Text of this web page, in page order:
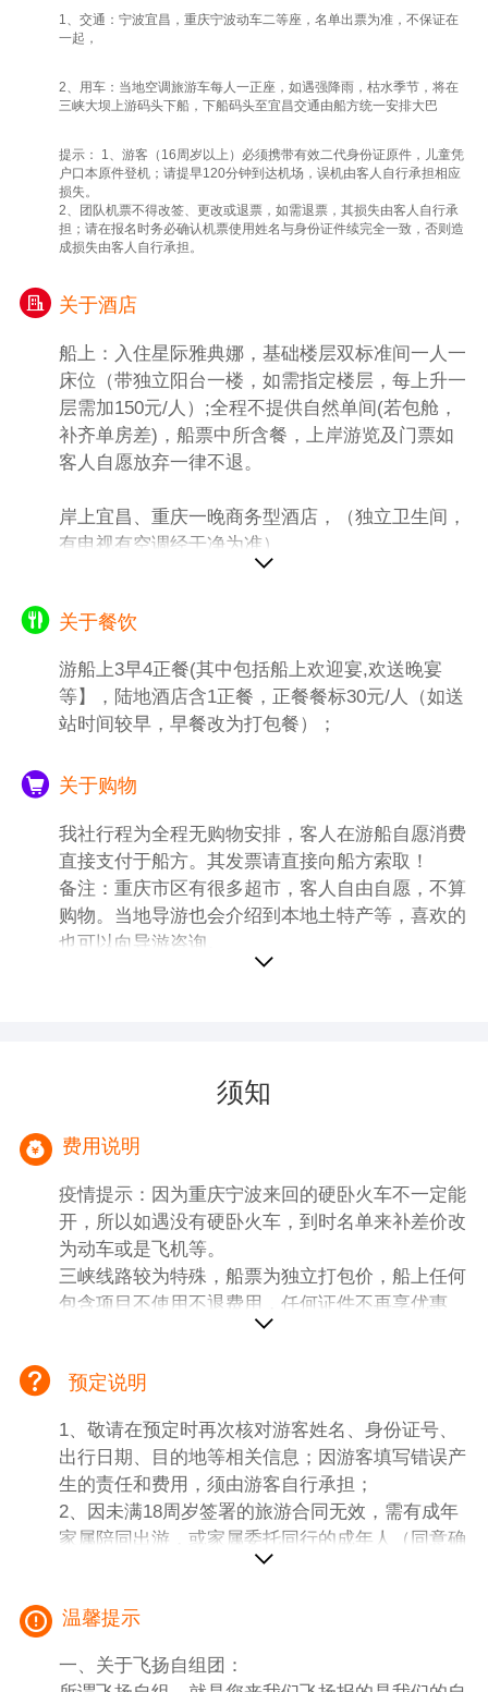
重庆市沙坪坝区歌乐山，两者相距2.5公里。
并在关押着许多爱国人士及地下党人士，并发
动了多起屠杀事件，因此也是重庆市爱国主义
【磁器口古镇】（参观时间约30分钟）是重庆
主城区内唯一的规模最大、最具巴渝传统民
居、民俗、民风特色的古镇。古镇上有着传统
的民居建筑、石梯街巷、遗存的寺庙宫观，是
【WFC云端观景台】（参观时间约40分钟）
楼的前世今生，在二十世纪八十年代初，会仙
楼观景台即是重庆第一个高空观景台，目前也
是中国海拔最高的露天观景台，被誉为“重庆
之巅”。【洪崖洞】（白天自由活动时间约40
分钟），游客自由活动。洪崖洞,是古重庆城
解放碑沧白路，地处长江、嘉陵江两江交汇的
滨江地带。洪崖洞坐拥城市旅游景观、商务休
势、沿江而建....
.游览结束后酒店
特别备注：
(所有红岩景点周一闭馆，无法参观，自动改
为重庆通远门古城墙遗址)
参观,不退任何费用！
2、重庆是山城，容易堵车，导游会根据当天
实际情况调整景点游览顺序，重庆市内游为赠
送景点，如遇景点政府性维修或不可抗力等自
然因素造成无法游览或自愿放弃，不退任何费
用！
3、重庆市区很多当地特产超市，客人自行就
或者丰都码头登船，具体中转时间以导游通知
1、交通：宁波宜昌，重庆宁波动车二等座，名单出票为准，不保证在
一起，
2、用车：当地空调旅游车每人一正座，如遇强降雨，枯水季节，将在
三峡大坝上游码头下船，下船码头至宜昌交通由船方统一安排大巴
提示： 1、游客（16周岁以上）必须携带有效二代身份证原件，儿童凭
户口本原件登机；请提早120分钟到达机场，误机由客人自行承担相应
损失。
2、团队机票不得改签、更改或退票，如需退票，其损失由客人自行承
担；请在报名时务必确认机票使用姓名与身份证件续完全一致，否则造
成损失由客人自行承担。
关于酒店
船上：入住星际雅典娜，基础楼层双标准间一人一
床位（带独立阳台一楼，如需指定楼层，每上升一
层需加150元/人）;全程不提供自然单间(若包舱，
补齐单房差)，船票中所含餐，上岸游览及门票如
客人自愿放弃一律不退。
岸上宜昌、重庆一晚商务型酒店，（独立卫生间，
有电视有空调经干净为准）
关于餐饮
游船上3早4正餐(其中包括船上欢迎宴,欢送晚宴
等】，陆地酒店含1正餐，正餐餐标30元/人（如送
站时间较早，早餐改为打包餐）；
关于购物
我社行程为全程无购物安排，客人在游船自愿消费
直接支付于船方。其发票请直接向船方索取！
备注：重庆市区有很多超市，客人自由自愿，不算
购物。当地导游也会介绍到本地土特产等，喜欢的
也可以向导游咨询。
须知
费用说明
疫情提示：因为重庆宁波来回的硬卧火车不一定能
开，所以如遇没有硬卧火车，到时名单来补差价改
为动车或是飞机等。
三峡线路较为特殊，船票为独立打包价，船上任何
包含项目不使用不退费用，任何证件不再享优惠
自费项目以船上实际安排及时间自由选择，记得先
三峡报名了，船票不能取消，不管任何原因，比如
票没法退回，报名此线路即为知晓认同。
一、【团费包含内容】
1、交通：宁波宜昌动车二等座，重庆宁波动车二
等座，名单出票为准，不保证在一起，
2、导游：地接导游服务（岸上当地导游服务，不
导游）； 当地导游也会介绍到当地土特产等，喜
欢的也可以向导游咨询。
3、住宿：船上：入住星际雅典娜，基础楼层双标
准间一人一床位（基础楼层带独立阳台服务前台同
预定说明
1、敬请在预定时再次核对游客姓名、身份证号、
出行日期、目的地等相关信息；因游客填写错误产
生的责任和费用，须由游客自行承担；
2、因未满18周岁签署的旅游合同无效，需有成年
家属陪同出游，或家属委托同行的成年人（同意确
名。
温馨提示
一、关于飞扬自组团：